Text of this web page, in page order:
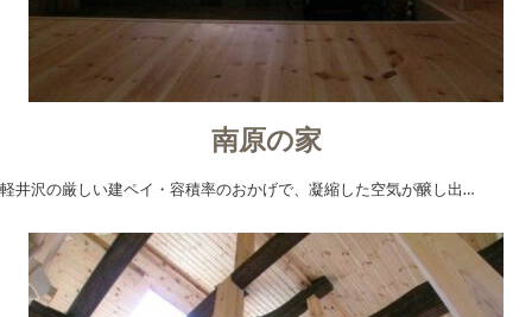
南原の家
軽井沢の厳しい建ペイ・容積率のおかげで、凝縮した空気が醸し出…